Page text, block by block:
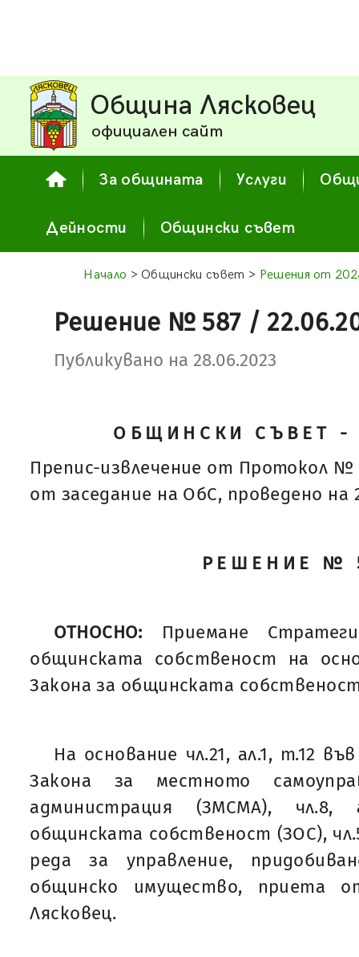
Община Лясковец
официален сайт
За общината Услуги
Дейности Общински съвет
Начало > Общински съвет > Решения от
Решение № 587 /
Публикувано на 28.06.2023
ОБЩИНСКИ СЪВЕТ -
Препис-извлечение от Протокол №
от заседание на ОбС, проведено на
РЕШЕНИЕ №
ОТНОСНО: Приемане
общинската собственост на
Закона за общинската
На основание чл.21, ал.1, т.12
Закона за местното
администрация (ЗМСМА),
общинската собственост (ЗОС),
реда за управление,
общинско имущество, приета
Лясковец.